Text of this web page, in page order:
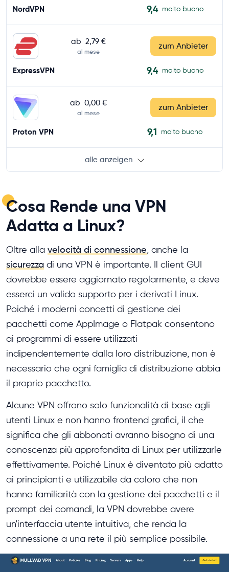
NordVPN 9,4 molto buono
ab 2,79 €
al mese
zum Anbieter
ExpressVPN 9,4 molto buono
ab 0,00 €
al mese
zum Anbieter
Proton VPN 9,1 molto buono
alle anzeigen
Cosa Rende una VPN
Adatta a Linux?
Oltre alla velocità di connessione, anche la
sicurezza di una VPN è importante. Il client GUI
dovrebbe essere aggiornato regolarmente, e deve
esserci un valido supporto per i derivati ​​Linux.
Poiché i moderni concetti di gestione dei
pacchetti come AppImage o Flatpak consentono
ai programmi di essere utilizzati
indipendentemente dalla loro distribuzione, non è
necessario che ogni famiglia di distribuzione abbia
il proprio pacchetto.
Alcune VPN offrono solo funzionalità di base agli
utenti Linux e non hanno frontend grafici, il che
significa che gli abbonati avranno bisogno di una
conoscenza più approfondita di Linux per utilizzarle
effettivamente. Poiché Linux è diventato più adatto
ai principianti e utilizzabile da coloro che non
hanno familiarità con la gestione dei pacchetti e il
prompt dei comandi, la VPN dovrebbe avere
un'interfaccia utente intuitiva, che renda la
connessione a una rete il più semplice possibile.